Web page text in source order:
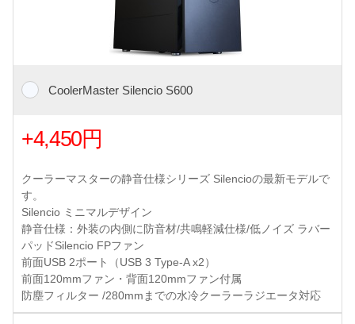
CoolerMaster Silencio S600
+4,450円
クーラーマスターの静音仕様シリーズ Silencioの最新モデルで
す。
Silencio ミニマルデザイン
静音仕様：外装の内側に防音材/共鳴軽減仕様/低ノイズ ラバー
パッドSilencio FPファン
前面USB 2ポート（USB 3 Type-A x2）
前面120mmファン・背面120mmファン付属
防塵フィルター /280mmまでの水冷クーラーラジエータ対応